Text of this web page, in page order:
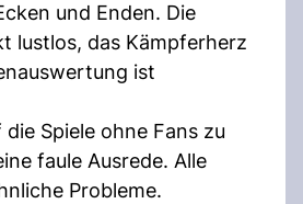
und Enden. Die
lustlos, das Kämpferherz
ist
die Spiele ohne Fans zu
faule Ausrede. Alle
Probleme.